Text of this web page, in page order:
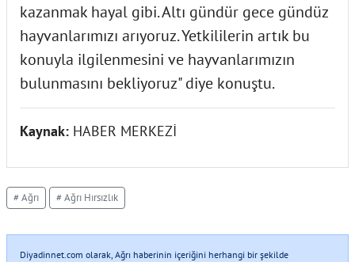
kazanmak hayal gibi. Altı gündür gece gündüz
hayvanlarımızı arıyoruz. Yetkililerin artık bu
konuyla ilgilenmesini ve hayvanlarımızın
bulunmasını bekliyoruz" diye konuştu.
Kaynak: HABER MERKEZİ
# Ağrı # Ağrı Hırsızlık
Diyadinnet.com olarak, Ağrı haberinin içeriğini herhangi bir şekilde